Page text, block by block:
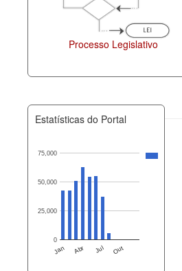
Processo Legislativo
Estatísticas do Portal
Jan Abr Jul Out
0
25,000
50,000
75,000